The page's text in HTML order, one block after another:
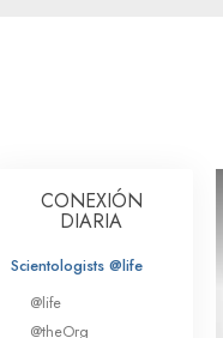
CONEXIÓN
DIARIA
Scientologists @life
@life
@theOrg